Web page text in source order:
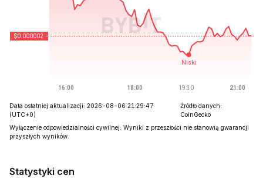
Data ostatniej aktualizacji: 2026-08-06 21:29:47
(UTC+0)
Źródło danych:
CoinGecko
Wyłączenie odpowiedzialności cywilnej: Wyniki z przeszłości nie stanowią gwarancji
przyszłych wyników.
Statystyki cen